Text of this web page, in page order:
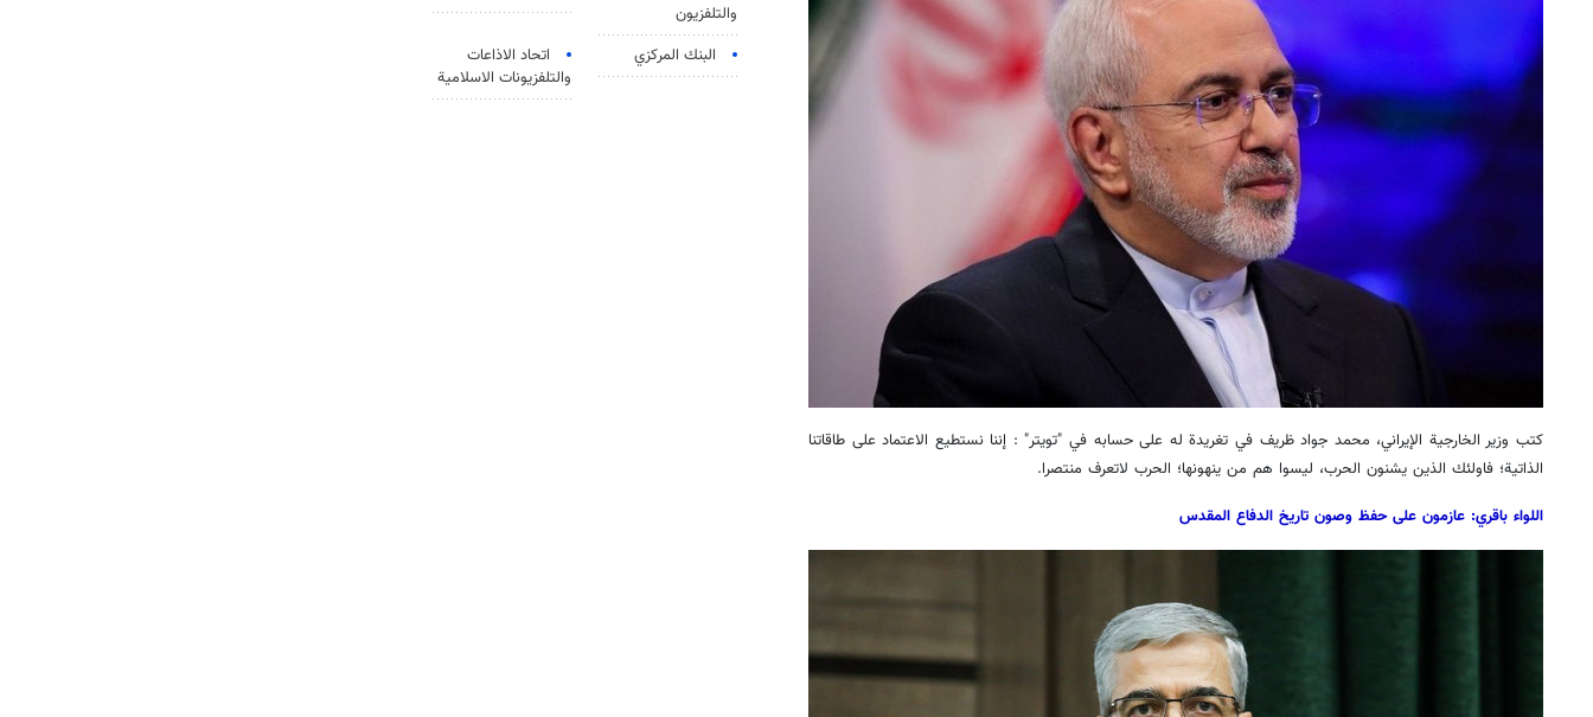
كتب وزير الخارجية الإيراني، محمد جواد ظريف في تغريدة له على حسابه في "تويتر" : إننا نستطيع الاعتماد على طاقاتنا
الذاتية؛ فاولئك الذين يشنون الحرب، ليسوا هم من ينهونها؛ الحرب لاتعرف منتصرا.
اللواء باقري: عازمون على حفظ وصون تاريخ الدفاع المقدس
والتلفزیون
البنك المركزي
اتحاد الاذاعات
والتلفزيونات الاسلامية